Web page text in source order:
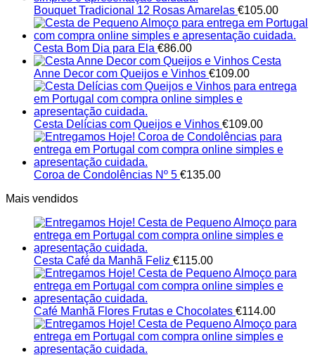
Bouquet Tradicional 12 Rosas Amarelas €105.00
Cesta Bom Dia para Ela €86.00
Cesta
Anne Decor com Queijos e Vinhos €109.00
Cesta Delícias com Queijos e Vinhos €109.00
Coroa de Condolências Nº 5 €135.00
Mais vendidos
Cesta Café da Manhã Feliz €115.00
Café Manhã Flores Frutas e Chocolates €114.00